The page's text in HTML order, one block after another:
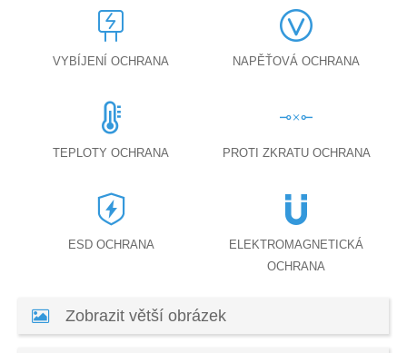
VYBÍJENÍ OCHRANA NAPĚŤOVÁ OCHRANA
TEPLOTY OCHRANA PROTI ZKRATU OCHRANA
ESD OCHRANA
ELEKTROMAGNETICKÁ
OCHRANA
Zobrazit větší obrázek